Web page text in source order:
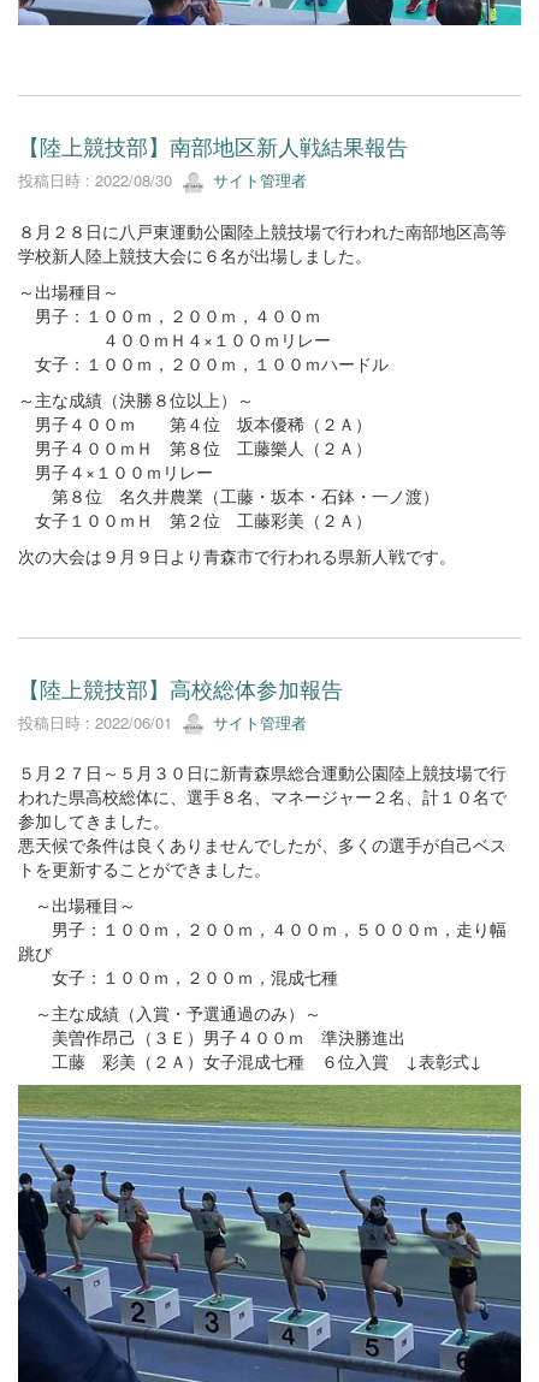
【陸上競技部】南部地区新人戦結果報告
投稿日時 : 2022/08/30 サイト管理者
８月２８日に八戸東運動公園陸上競技場で行われた南部地区高等
学校新人陸上競技大会に６名が出場しました。
～出場種目～
男子：１００ｍ，２００ｍ，４００ｍ
４００ｍＨ４×１００ｍリレー
女子：１００ｍ，２００ｍ，１００ｍハードル
～主な成績（決勝８位以上）～
男子４００ｍ 第４位 坂本優稀（２Ａ）
男子４００ｍＨ 第８位 工藤樂人（２Ａ）
男子４×１００ｍリレー
第８位 名久井農業（工藤・坂本・石鉢・一ノ渡）
女子１００ｍＨ 第２位 工藤彩美（２Ａ）
次の大会は９月９日より青森市で行われる県新人戦です。
【陸上競技部】高校総体参加報告
投稿日時 : 2022/06/01 サイト管理者
５月２７日～５月３０日に新青森県総合運動公園陸上競技場で行
われた県高校総体に、選手８名、マネージャー２名、計１０名で
参加してきました。
悪天候で条件は良くありませんでしたが、多くの選手が自己ベス
トを更新することができました。
～出場種目～
男子：１００ｍ，２００ｍ，４００ｍ，５０００ｍ，走り幅
跳び
女子：１００ｍ，２００ｍ，混成七種
～主な成績（入賞・予選通過のみ）～
美曽作昂己（３Ｅ）男子４００ｍ 準決勝進出
工藤 彩美（２Ａ）女子混成七種 ６位入賞 ↓表彰式↓